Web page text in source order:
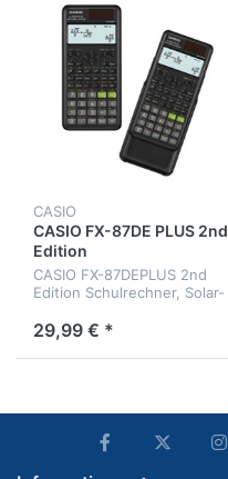
CASIO
CASIO FX-87DE PLUS 2nd
Edition
CASIO FX-87DEPLUS 2nd
Edition Schulrechner, Solar-
29,99 € *